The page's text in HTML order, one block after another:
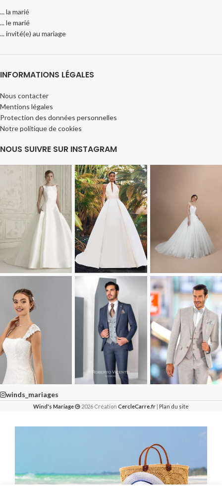
... la marié
... le marié
... invité(e) au mariage
INFORMATIONS LÉGALES
Nous contacter
Mentions légales
Protection des données personnelles
Notre politique de cookies
NOUS SUIVRE SUR INSTAGRAM
winds_mariages
Wind's Mariage 2026 Création CercleCarre.fr | Plan du site